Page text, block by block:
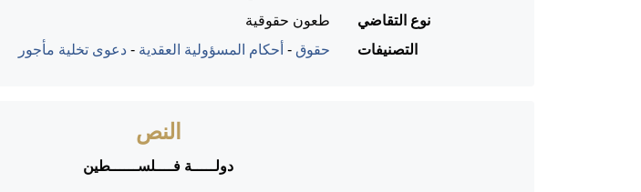
نوع التقاضي
طعون حقوقية
التصنيفات
حقوق - أحكام المسؤولية العقدية - دعوى تخلية مأجور
النص
دولـــــة فــــلســــــطين